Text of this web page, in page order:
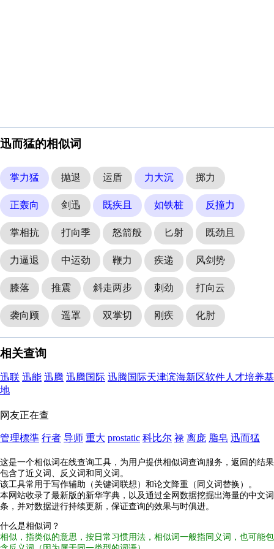
迅而猛的相似词
掌力猛 抛退 运盾 力大沉 掷力
正轰向 剑迅 既疾且 如铁桩 反撞力
掌相抗 打向季 怒箭般 匕射 既劲且
力逼退 中运劲 鞭力 疾递 风剑势
膝落 推震 斜走两步 刺劲 打向云
袭向顾 遥罩 双掌切 刚疾 化肘
相关查询
迅联 迅能 迅腾 迅腾国际 迅腾国际天津滨海新区软件人才培养基
地
网友正在查
管理標準 行者 导师 重大 prostatic 科比尔 禄 离庞 脂皂 迅而猛
这是一个相似词在线查询工具，为用户提供相似词查询服务，返回的结果
包含了近义词、反义词和同义词。
该工具常用于写作辅助（关键词联想）和论文降重（同义词替换）。
本网站收录了最新版的新华字典，以及通过全网数据挖掘出海量的中文词
条，并对数据进行持续更新，保证查询的效果与时俱进。
什么是相似词？
相似，指类似的意思，按日常习惯用法，相似词一般指同义词，也可能包